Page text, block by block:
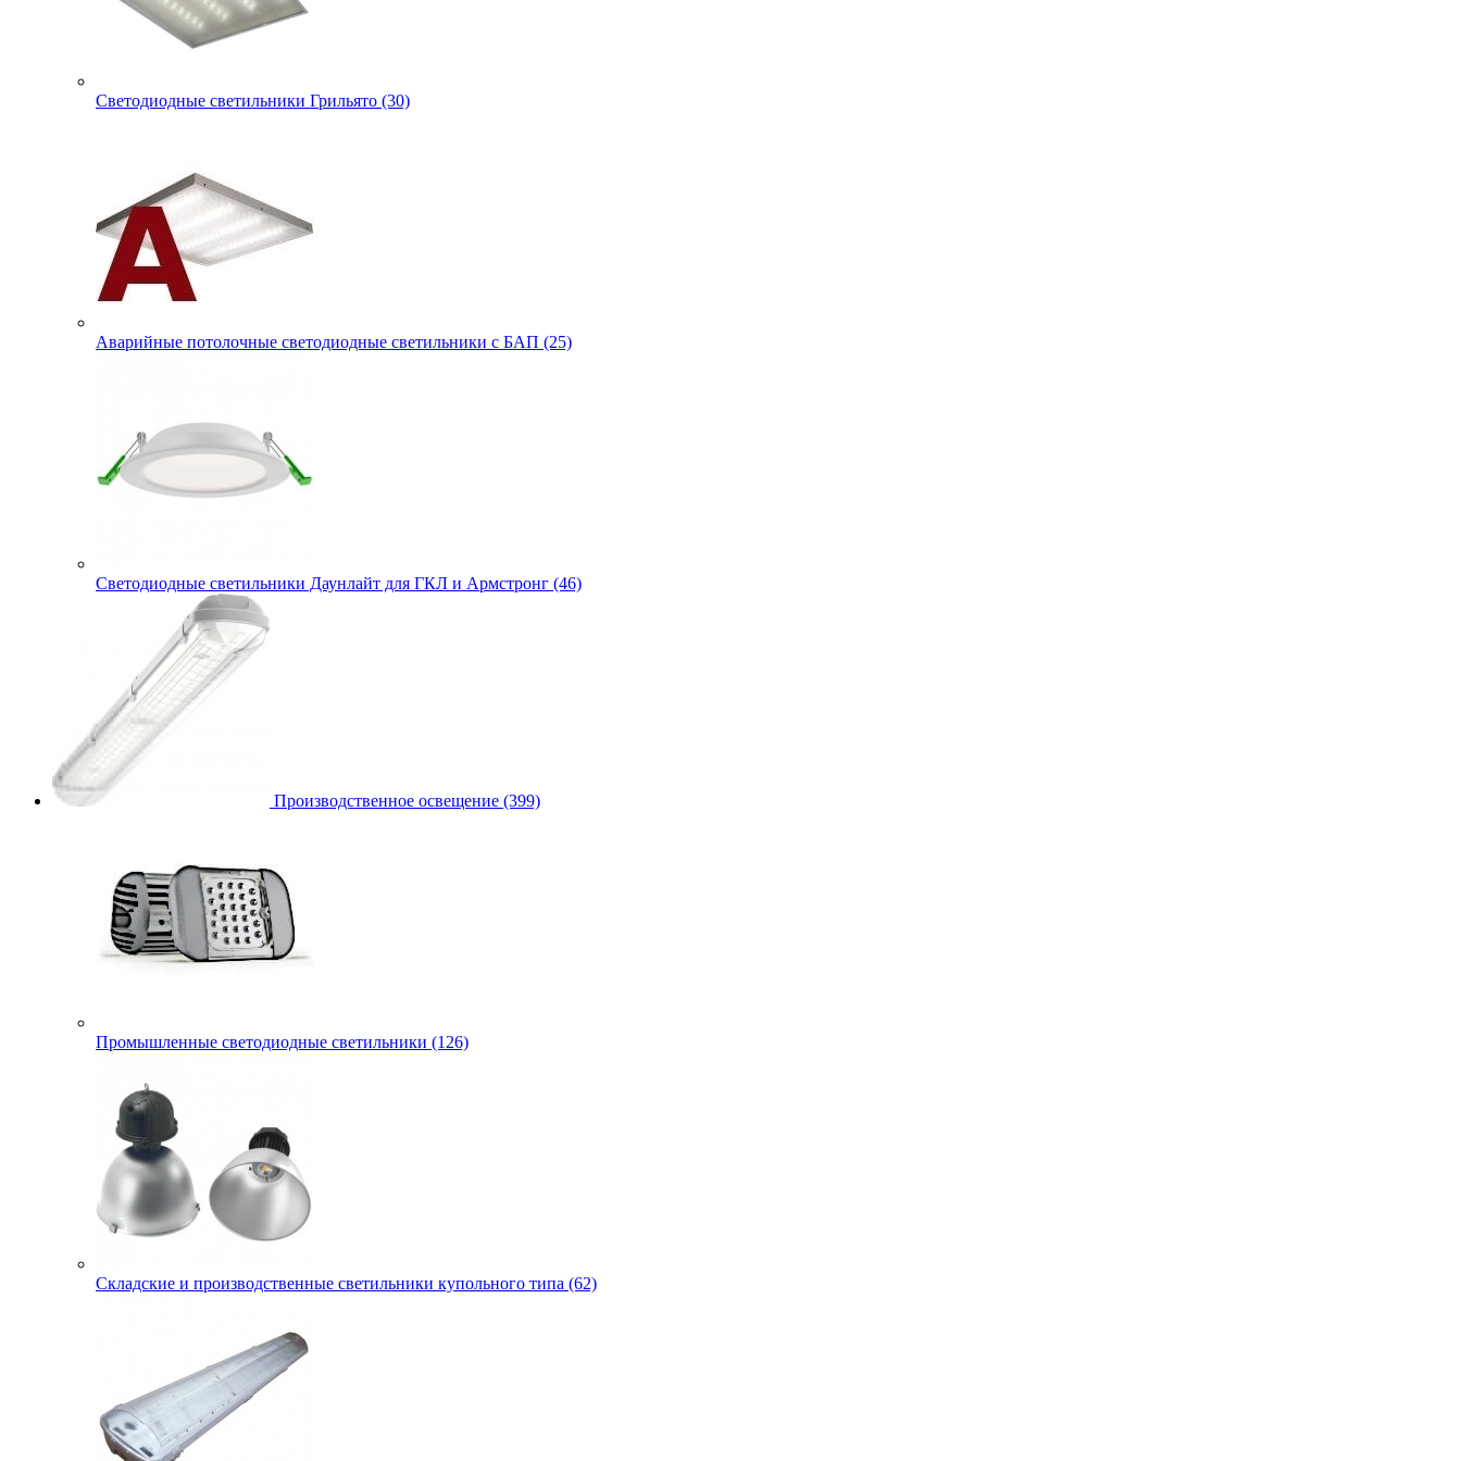
Светодиодные светильники Грильято (30)
Аварийные потолочные светодиодные светильники с БАП (25)
Cветодиодные светильники Даунлайт для ГКЛ и Армстронг (46)
Производственное освещение (399)
Промышленные светодиодные светильники (126)
Складские и производственные светильники купольного типа (62)